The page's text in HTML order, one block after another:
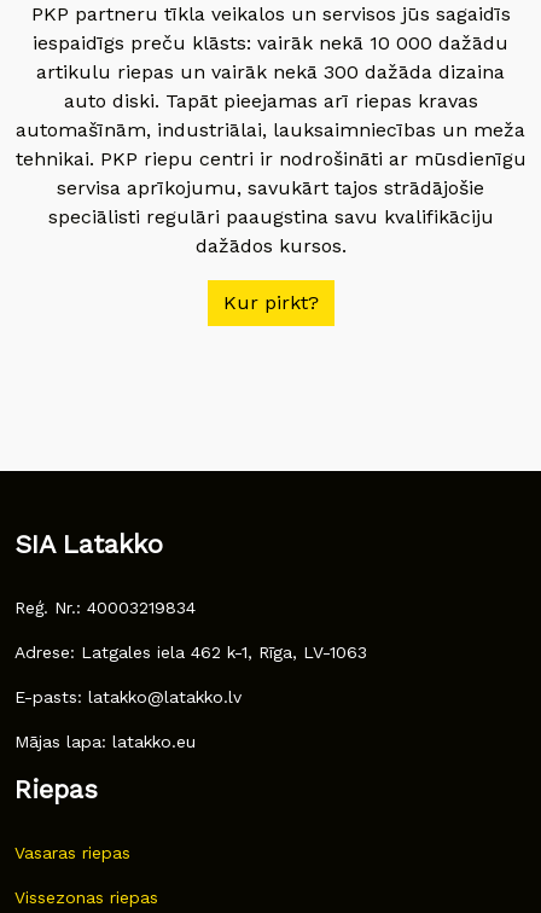
PKP partneru tīkla veikalos un servisos jūs sagaidīs
iespaidīgs preču klāsts: vairāk nekā 10 000 dažādu
artikulu riepas un vairāk nekā 300 dažāda dizaina
auto diski. Tapāt pieejamas arī riepas kravas
automašīnām, industriālai, lauksaimniecības un meža
tehnikai. PKP riepu centri ir nodrošināti ar mūsdienīgu
servisa aprīkojumu, savukārt tajos strādājošie
speciālisti regulāri paaugstina savu kvalifikāciju
dažādos kursos.
Kur pirkt?
SIA Latakko
Reģ. Nr.: 40003219834
Adrese: Latgales iela 462 k-1, Rīga, LV-1063
E-pasts: latakko@latakko.lv
Mājas lapa: latakko.eu
Riepas
Vasaras riepas
Vissezonas riepas